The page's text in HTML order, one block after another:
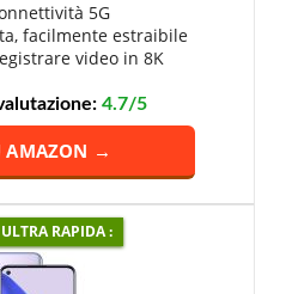
5G
facilmente estraibile
video in 8K
4.7/5
AMAZON →
RAPIDA :